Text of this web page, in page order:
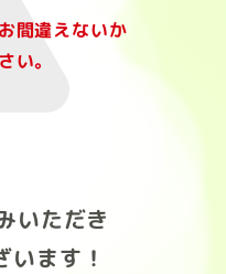
間違えないか
い。
いただき
います！